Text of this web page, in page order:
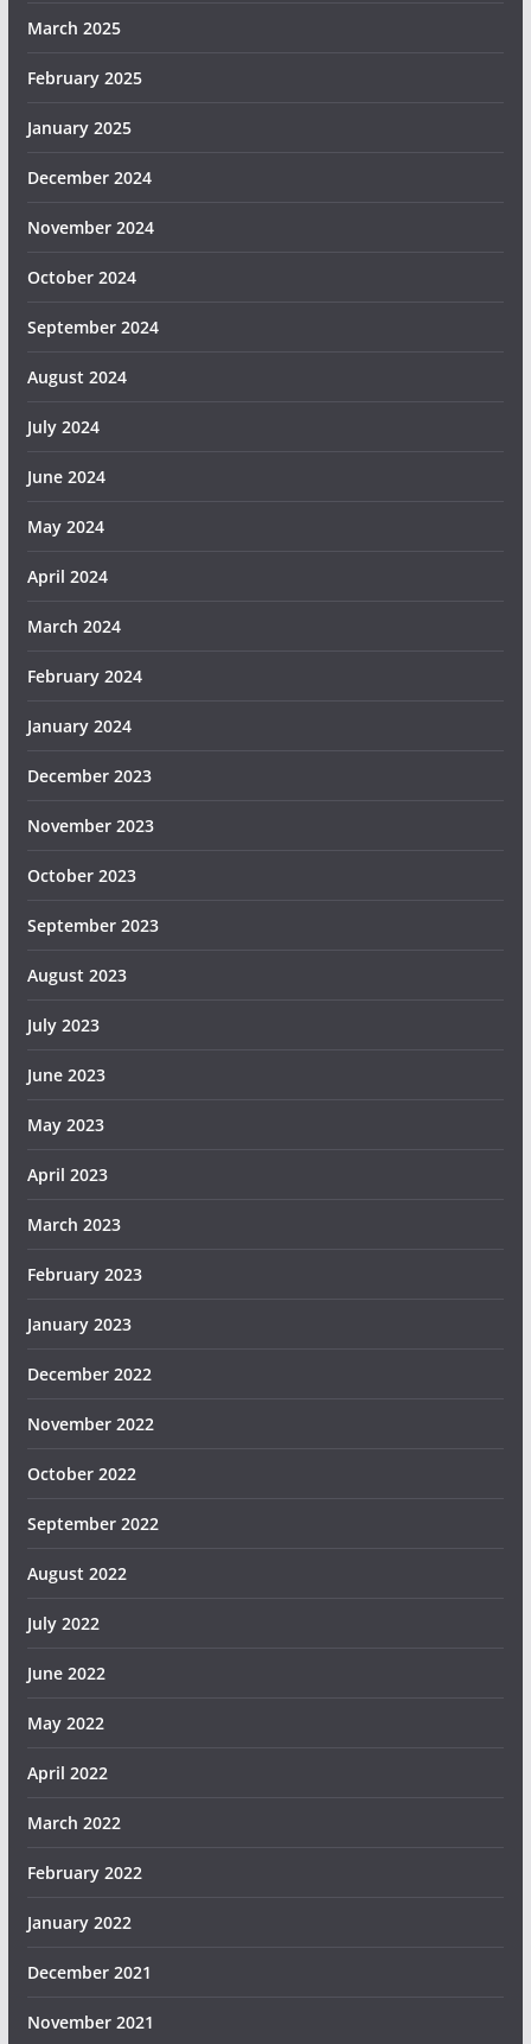
March 2025
February 2025
January 2025
December 2024
November 2024
October 2024
September 2024
August 2024
July 2024
June 2024
May 2024
April 2024
March 2024
February 2024
January 2024
December 2023
November 2023
October 2023
September 2023
August 2023
July 2023
June 2023
May 2023
April 2023
March 2023
February 2023
January 2023
December 2022
November 2022
October 2022
September 2022
August 2022
July 2022
June 2022
May 2022
April 2022
March 2022
February 2022
January 2022
December 2021
November 2021